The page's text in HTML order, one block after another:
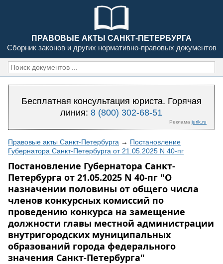
ПРАВОВЫЕ АКТЫ САНКТ-ПЕТЕРБУРГА
Сборник законов и других нормативно-правовых документов
Бесплатная консультация юриста. Горячая
линия:8 (800) 302-68-51
Реклама jurik.ru
Правовые акты Санкт-Петербурга → Постановление
Губернатора Санкт-Петербурга от 21.05.2025 N 40-пг
Постановление Губернатора Санкт-
Петербурга от 21.05.2025 N 40-пг "О
назначении половины от общего числа
членов конкурсных комиссий по
проведению конкурса на замещение
должности главы местной администрации
внутригородских муниципальных
образований города федерального
значения Санкт-Петербурга"